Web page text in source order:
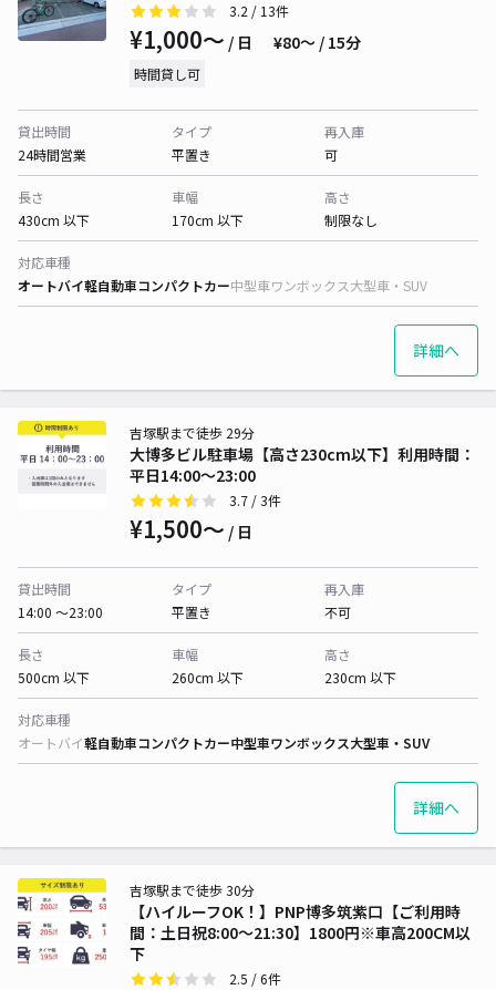
3.2 / 13件
¥1,000〜 / 日 ¥80〜 / 15分
時間貸し可
貸出時間
24時間営業
タイプ
平置き
再入庫
可
長さ
430cm 以下
車幅
170cm 以下
高さ
制限なし
対応車種
オートバイ軽自動車コンパクトカー中型車ワンボックス大型車・SUV
詳細へ
大博多ビル駐車場【高さ230cm以下】利用時間：
平日14:00～23:00
吉塚駅まで徒歩 29分
3.7 / 3件
¥1,500〜 / 日
貸出時間
14:00 〜23:00
タイプ
平置き
再入庫
不可
長さ
500cm 以下
車幅
260cm 以下
高さ
230cm 以下
対応車種
オートバイ軽自動車コンパクトカー中型車ワンボックス大型車・SUV
詳細へ
【ハイルーフOK！】PNP博多筑紫口【ご利用時
間：土日祝8:00～21:30】1800円※車高200CM以
下
吉塚駅まで徒歩 30分
2.5 / 6件